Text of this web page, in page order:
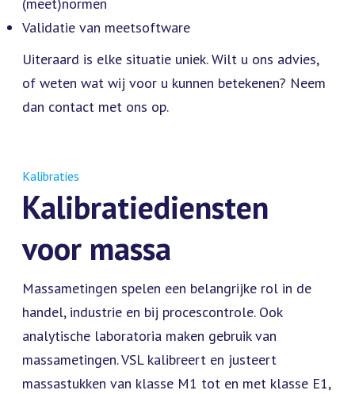
Validatie van meetsoftware
Uiteraard is elke situatie uniek. Wilt u ons advies,
of weten wat wij voor u kunnen betekenen? Neem
dan contact met ons op.
Kalibraties
Kalibratiediensten
voor massa
Massametingen spelen een belangrijke rol in de
handel, industrie en bij procescontrole. Ook
analytische laboratoria maken gebruik van
massametingen. VSL kalibreert en justeert
massastukken van klasse M1 tot en met klasse E1,